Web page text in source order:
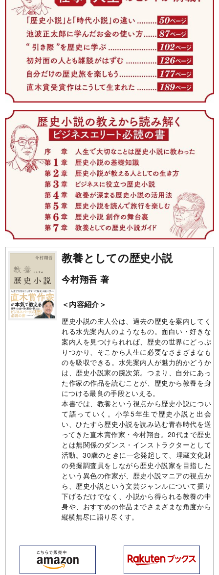
教養としての歴史小説
今村翔吾 著
＜内容紹介＞
歴史小説の主人公は、過去の歴史を案内してく
れる水先案内人のようなもの。面白い・好きな
案内人を見つけられれば、歴史の世界にどっぷ
りつかり、そこから人生に必要なさまざまなも
のを吸収できる。水先案内人が魅力的かどうか
は、歴史小説家の腕次第。つまり、自分にあっ
た作家の作品を読むことが、歴史から教養を身
につける最良の手段といえる。
本書では、教養という視点から歴史小説につい
て語っていく。小学5年生で歴史小説と出会
い、ひたすら歴史小説を読み込む青春時代を送
ってきた直木賞作家・今村翔吾。20代まで歴史
とは無関係のダンス・インストラクターとして
活動。30歳のときに一念発起して、埋蔵文化財
の発掘調査員をしながら歴史小説家を目指した
という異色の作家が、歴史小説マニアの視点か
ら、歴史小説という文芸ジャンルについて掘り
下げるだけでなく、小説から得られる教養の中
身や、おすすめの作品までさまざまな角度から
縦横無尽に語り尽くす。